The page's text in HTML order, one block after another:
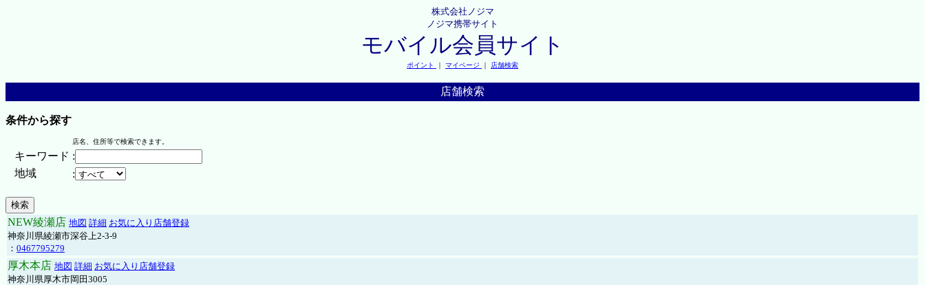
株式会社ノジマ
ノジマ携帯サイト
モバイル会員サイト
ポイント ｜ マイページ ｜ 店舗検索
店舗検索
条件から探す
店名、住所等で検索できます。
キーワード :
地域
:
NEW綾瀬店 地図 詳細 お気に入り店舗登録
神奈川県綾瀬市深谷上2-3-9
： 0467795279
厚木本店 地図 詳細 お気に入り店舗登録
神奈川県厚木市岡田3005